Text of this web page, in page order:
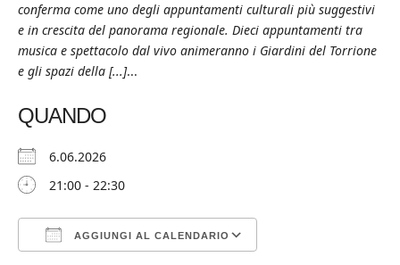
conferma come uno degli appuntamenti culturali più suggestivi
e in crescita del panorama regionale. Dieci appuntamenti tra
musica e spettacolo dal vivo animeranno i Giardini del Torrione
e gli spazi della [...]...
QUANDO
6.06.2026
21:00 - 22:30
AGGIUNGI AL CALENDARIO